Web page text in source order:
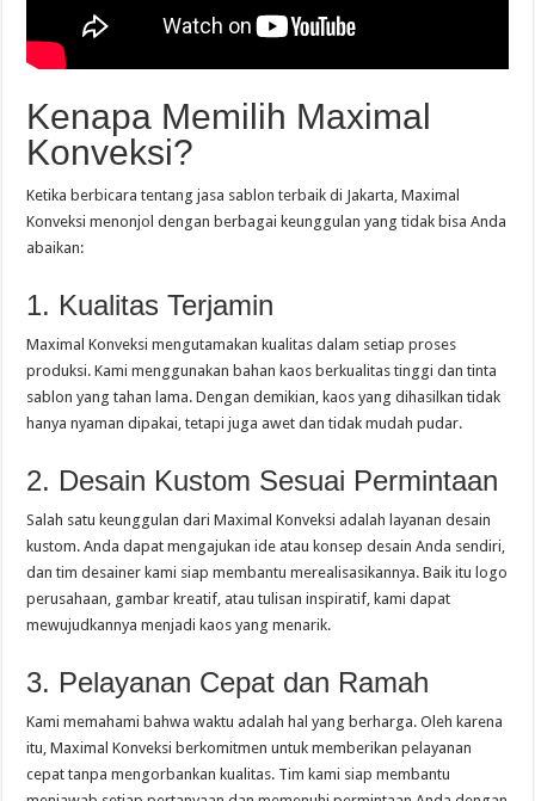
Kenapa Memilih Maximal
Konveksi?
Ketika berbicara tentang jasa sablon terbaik di Jakarta, Maximal
Konveksi menonjol dengan berbagai keunggulan yang tidak bisa Anda
abaikan:
1. Kualitas Terjamin
Maximal Konveksi mengutamakan kualitas dalam setiap proses
produksi. Kami menggunakan bahan kaos berkualitas tinggi dan tinta
sablon yang tahan lama. Dengan demikian, kaos yang dihasilkan tidak
hanya nyaman dipakai, tetapi juga awet dan tidak mudah pudar.
2. Desain Kustom Sesuai Permintaan
Salah satu keunggulan dari Maximal Konveksi adalah layanan desain
kustom. Anda dapat mengajukan ide atau konsep desain Anda sendiri,
dan tim desainer kami siap membantu merealisasikannya. Baik itu logo
perusahaan, gambar kreatif, atau tulisan inspiratif, kami dapat
mewujudkannya menjadi kaos yang menarik.
3. Pelayanan Cepat dan Ramah
Kami memahami bahwa waktu adalah hal yang berharga. Oleh karena
itu, Maximal Konveksi berkomitmen untuk memberikan pelayanan
cepat tanpa mengorbankan kualitas. Tim kami siap membantu